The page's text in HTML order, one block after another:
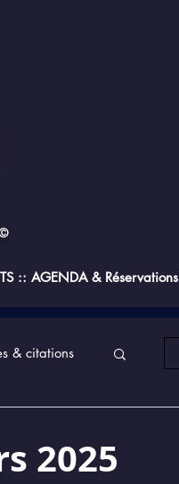
:: AGENDA & Réservations
& citations
2025